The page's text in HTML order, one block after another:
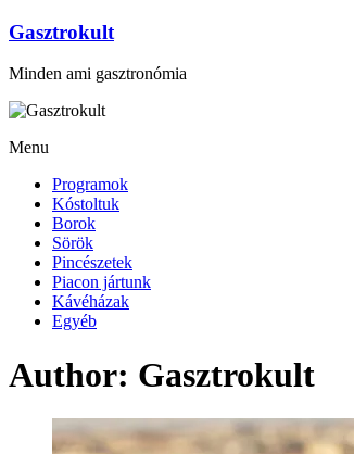
Gasztrokult
Minden ami gasztronómia
Menu
Programok
Kóstoltuk
Borok
Sörök
Pincészetek
Piacon jártunk
Kávéházak
Egyéb
Author: Gasztrokult